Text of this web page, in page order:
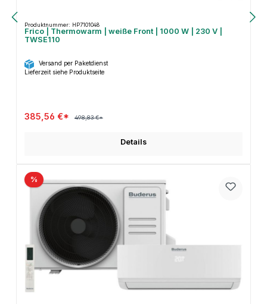
Produktnummer: HP7101048
Frico | Thermowarm | weiße Front | 1000 W | 230 V |
TWSE110
Versand per Paketdienst
Lieferzeit siehe Produktseite
385,56 €* 498,83 €*
Details
%